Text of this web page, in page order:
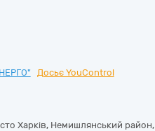
Досьє YouControl
Харків, Немишлянський район,